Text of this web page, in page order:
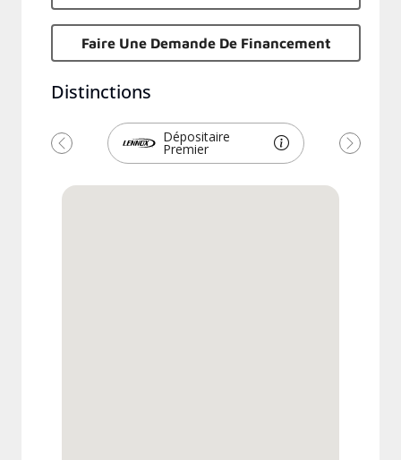
Faire Une Demande De Financement
Distinctions
Dépositaire
Premier
Précédent Suivant